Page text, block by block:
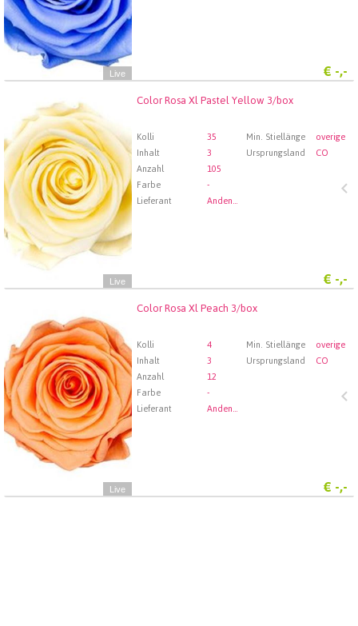
Live € -,-
Live
Color Rosa Xl Pastel Yellow 3/box
Kolli 35 Min. Stiellänge
overige
Inhalt
3 Ursprungsland
CO
Anzahl
105
Farbe
-
Lieferant
Andenstolz Handel GmbH
€ -,-
Color Rosa Xl Pastel Yellow 3/box
Wählen Sie zuerst ein Abfartdatum.
Live
Color Rosa Xl Peach 3/box
Kolli 4 Min. Stiellänge
overige
Inhalt
3 Ursprungsland
CO
Anzahl
12
Farbe
-
Lieferant
Andenstolz Handel GmbH
€ -,-
Color Rosa Xl Peach 3/box
Wählen Sie zuerst ein Abfartdatum.